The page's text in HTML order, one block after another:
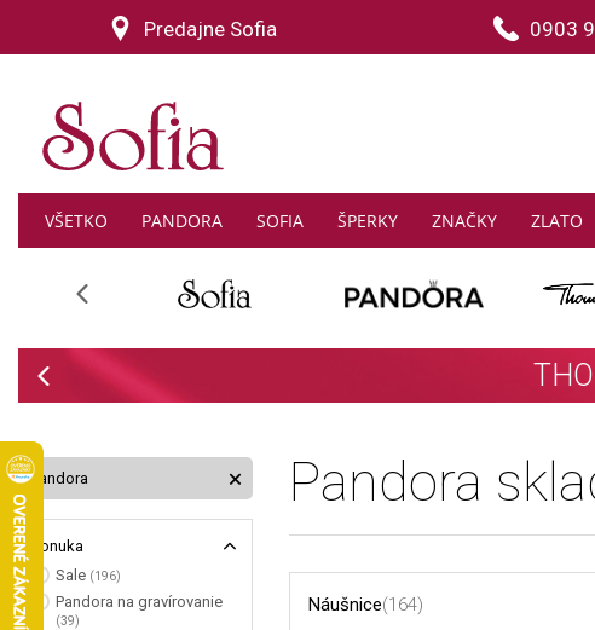
Predajne Sofia 0903
VŠETKO PANDORA SOFIA ŠPERKY ZNAČKY ZLATO
-30% na 2 a
Pandora
Ponuka
Sale (196)
Pandora na gravírovanie
(39)
Pandora
Náušnice(164)